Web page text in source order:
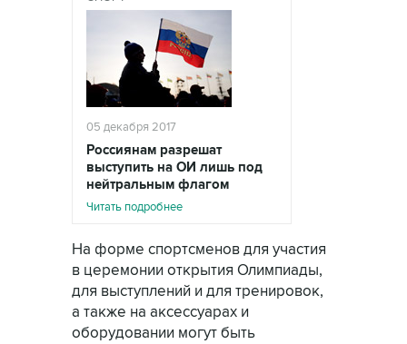
05 декабря 2017
Россиянам разрешат
выступить на ОИ лишь под
нейтральным флагом
Читать подробнее
На форме спортсменов для участия
в церемонии открытия Олимпиады,
для выступлений и для тренировок,
а также на аксессуарах и
оборудовании могут быть